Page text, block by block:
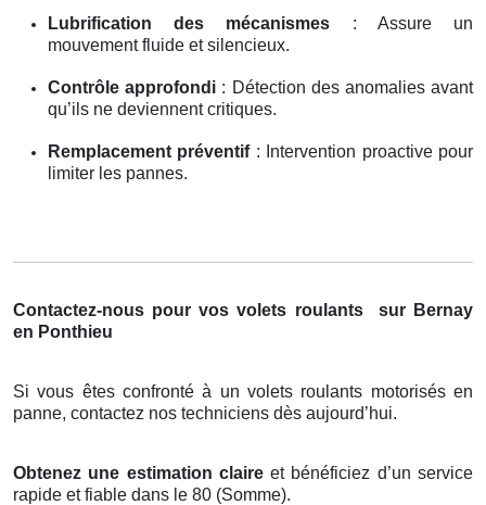
Lubrification des mécanismes : Assure un
mouvement fluide et silencieux.
Contrôle approfondi : Détection des anomalies avant
qu’ils ne deviennent critiques.
Remplacement préventif: Intervention proactive pour
limiter les pannes.
Contactez-nous pour vos volets roulants
sur Bernay
en Ponthieu
Si vous êtes confronté à un volets roulants motorisés en
panne, contactez nos techniciens dès aujourd’hui.
Obtenez une estimation claireet bénéficiez d’un service
rapide et fiable dans le 80 (Somme).